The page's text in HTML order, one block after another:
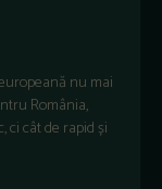
nu mai
România,
ci cât de rapidși